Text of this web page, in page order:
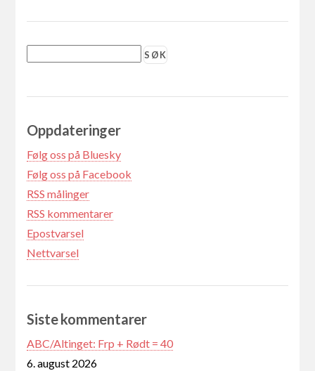
Oppdateringer
Følg oss på Bluesky
Følg oss på Facebook
RSS målinger
RSS kommentarer
Epostvarsel
Nettvarsel
Siste kommentarer
ABC/Altinget: Frp + Rødt = 40
6. august 2026